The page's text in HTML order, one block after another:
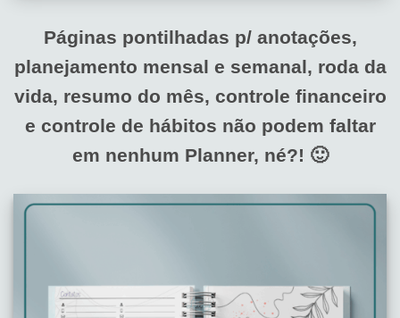
Páginas pontilhadas p/ anotações,
planejamento mensal e semanal, roda da
vida, resumo do mês, controle financeiro
e controle de hábitos não podem faltar
em nenhum Planner, né?! 🙂